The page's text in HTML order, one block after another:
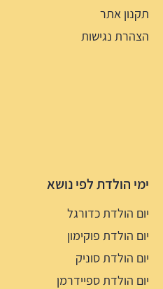
תקנון אתר
הצהרת נגישות
ימי הולדת לפי נושא
יום הולדת כדורגל
יום הולדת פוקימון
יום הולדת סוניק
יום הולדת ספיידרמן